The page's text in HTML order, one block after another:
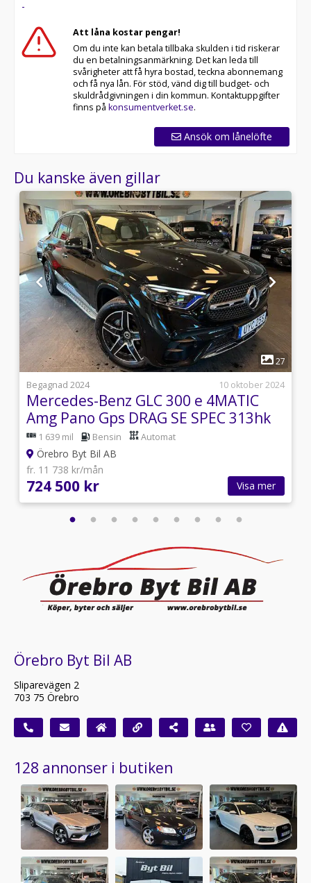
-
Att låna kostar pengar!
Om du inte kan betala tillbaka skulden i tid riskerar
du en betalningsanmärkning. Det kan leda till
svårigheter att få hyra bostad, teckna abonnemang
och få nya lån. För stöd, vänd dig till budget- och
skuldrådgivningen i din kommun. Kontaktuppgifter
finns på konsumentverket.se.
Ansök om lånelöfte
Du kanske även gillar
1
27
Begagnad 2024
10 oktober 2024
Mercedes-Benz GLC 300 e 4MATIC
Amg Pano Gps DRAG SE SPEC 313hk
1 639 mil Bensin Automat
Örebro Byt Bil AB
fr. 11 738 kr/mån
724 500 kr Visa mer
Örebro Byt Bil AB
Sliparevägen 2
703 75 Örebro
128 annonser i butiken